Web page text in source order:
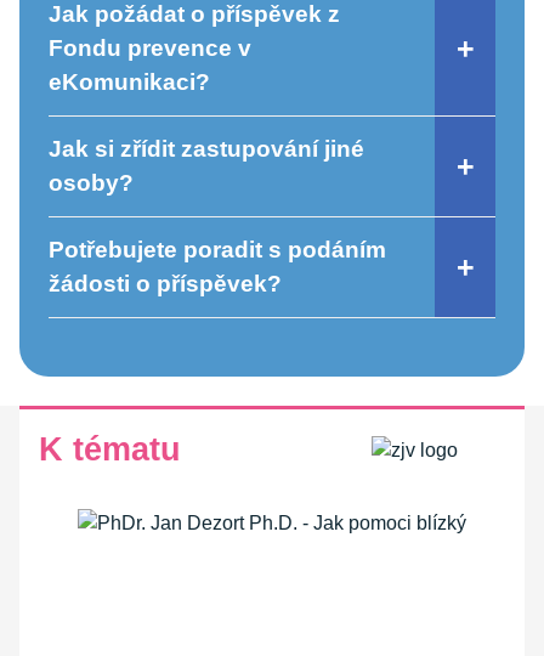
Jak požádat o příspěvek z
Fondu prevence v
eKomunikaci?
Jak si zřídit zastupování jiné
osoby?
Potřebujete poradit s podáním
žádosti o příspěvek?
K tématu